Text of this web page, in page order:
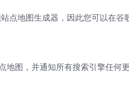
点地图生成器，因此您可以在谷
图，并通知所有搜索引擎任何更